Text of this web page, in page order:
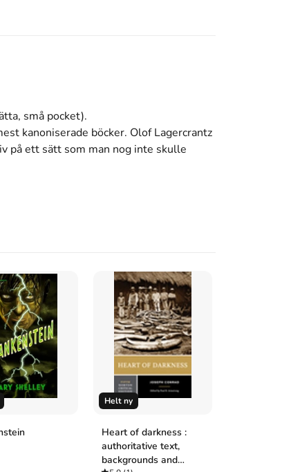
små pocket).
kanoniserade böcker. Olof Lagercrantz
på ett sätt som man nog inte skulle
Helt ny
Heart of darkness :
authoritative text,
backgrounds and